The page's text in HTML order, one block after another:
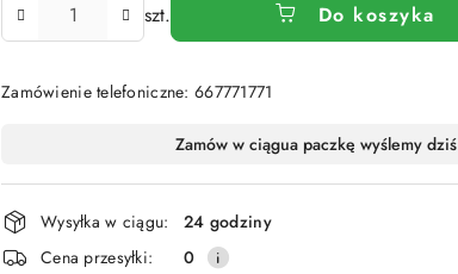
szt. Do koszyka
Zamówienie telefoniczne: 667771771
i
dostawa
Zamów w ciągua paczkę wyślemy dziś
Wysyłka w ciągu:
24 godziny
Cena przesyłki:
0